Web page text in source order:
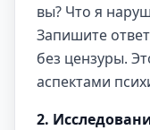
вы? Что я
Запишите
без цензуры.
аспектами
2.